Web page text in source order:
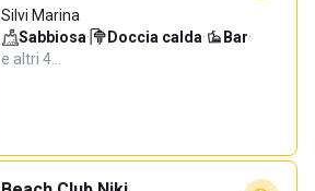
Silvi Marina
Sabbiosa· Doccia calda· Bar·
e altri 4…